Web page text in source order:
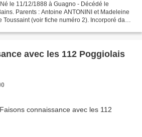
le 11/12/1888 à Guagno - Décédé le
Parents : Antoine ANTONINI et Madeleine
Toussaint (voir fiche numéro 2). Incorporé dans
avec les 112 Poggiolais